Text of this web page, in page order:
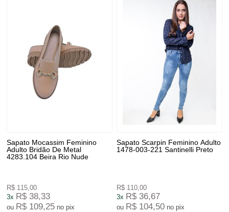
Sapato Mocassim Feminino
Adulto Bridão De Metal
4283.104 Beira Rio Nude
R$ 115,00
3x R$ 38,33
ou R$ 109,25 no pix
Sapato Scarpin Feminino Adulto
1478-003-221 Santinelli Preto
R$ 110,00
3x R$ 36,67
ou R$ 104,50 no pix